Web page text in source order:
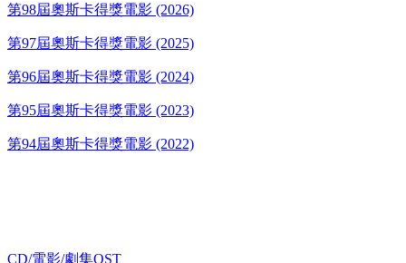
第98屆奧斯卡得獎電影 (2026)
第97屆奧斯卡得獎電影 (2025)
第96屆奧斯卡得獎電影 (2024)
第95屆奧斯卡得獎電影 (2023)
第94屆奧斯卡得獎電影 (2022)
CD/電影/劇集OST